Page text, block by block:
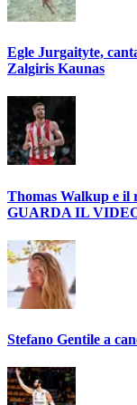
Egle Jurgaityte,
Zalgiris Kaunas
Thomas Walkup e il
GUARDA IL
Stefano Gentile a